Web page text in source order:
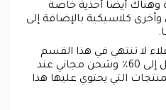
وهناك أيضا أحذية خاصة
كلاسيكية بالإضافة إلى
لا تنتهي في هذا القسم
حيث يقدم خصومات تصل إلى 60٪ وشحن مجاني عند
التي يحتوي عليها هذا